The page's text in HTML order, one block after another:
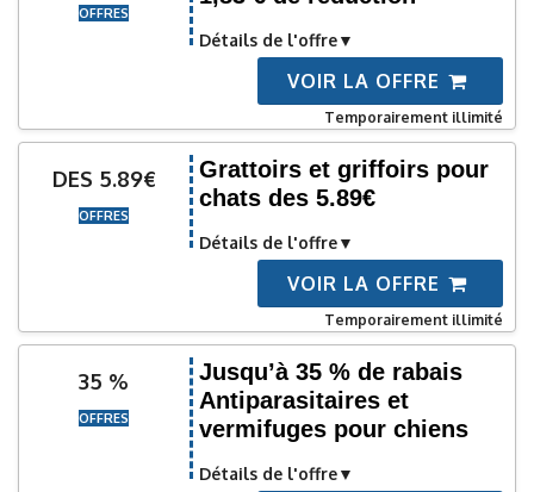
OFFRES
Détails de l'offre
VOIR LA OFFRE
Temporairement illimité
DES 5.89€
OFFRES
Grattoirs et griffoirs pour
chats des 5.89€
Détails de l'offre
VOIR LA OFFRE
Temporairement illimité
35 %
OFFRES
Jusqu’à 35 % de rabais
Antiparasitaires et
vermifuges pour chiens
Détails de l'offre